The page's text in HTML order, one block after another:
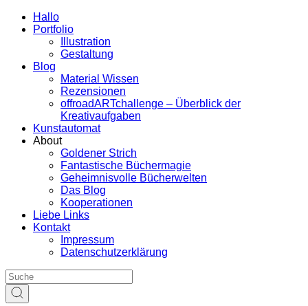
Hallo
Portfolio
Illustration
Gestaltung
Blog
Material Wissen
Rezensionen
offroadARTchallenge – Überblick der
Kreativaufgaben
Kunstautomat
About
Goldener Strich
Fantastische Büchermagie
Geheimnisvolle Bücherwelten
Das Blog
Kooperationen
Liebe Links
Kontakt
Impressum
Datenschutzerklärung